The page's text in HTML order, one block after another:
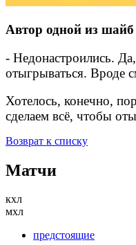
Автор одной из
- Недонастроились.
отыгрываться. Вроде
Хотелось, конечно,
сделаем всё, чтобы
Возврат к списку
Матчи
кхл
мхл
предстоящие